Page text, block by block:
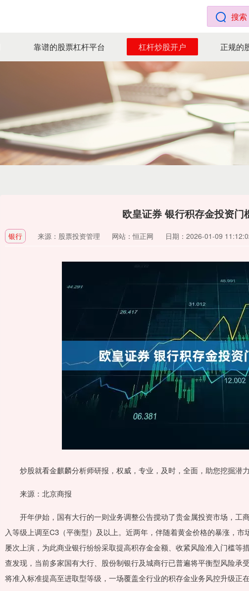
靠谱的股票杠杆平台 杠杆炒股开户 正规的
欧皇证券 银行积存金投资门
银行 来源：股票投资管理 网站：恒正网 日期：2026-01-09
炒股就看金麒麟分析师研报，权威，专业，及时，全面，助您挖掘潜力
来源：北京商报
开年伊始，国有大行的一则业务调整公告搅动了贵金属投资市场，工
入等级上调至C3（平衡型）及以上。近两年，伴随着黄金价格的暴涨，市
屡次上演，为此商业银行纷纷采取提高积存金金额、收紧风险准入门槛等
查发现，当前多家国有大行、股份制银行及城商行已普遍将平衡型风险承
将准入标准提高至进取型等级，一场覆盖全行业的积存金业务风控升级正在